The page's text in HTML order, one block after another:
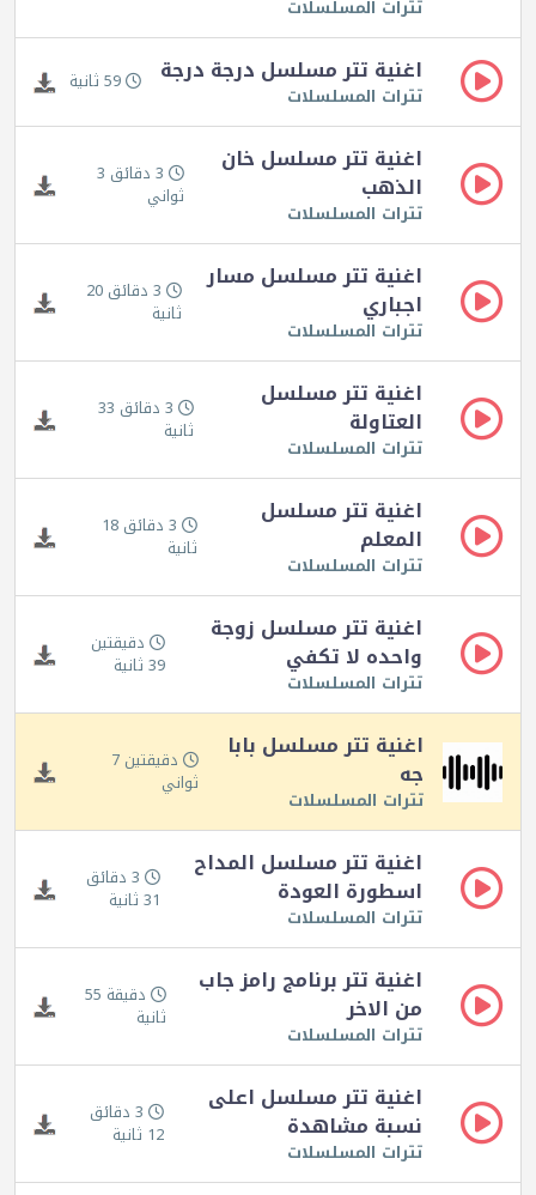
تترات المسلسلات
اغنية تتر مسلسل درجة درجة
تترات المسلسلات 59 ثانية
اغنية تتر مسلسل خان
الذهب
تترات المسلسلات
3 دقائق 3
ثواني
اغنية تتر مسلسل مسار
اجباري
تترات المسلسلات
3 دقائق 20
ثانية
اغنية تتر مسلسل
العتاولة
تترات المسلسلات
3 دقائق 33
ثانية
اغنية تتر مسلسل
المعلم
تترات المسلسلات
3 دقائق 18
ثانية
اغنية تتر مسلسل زوجة
واحده لا تكفي
تترات المسلسلات
دقيقتين
39 ثانية
اغنية تتر مسلسل بابا
جه
تترات المسلسلات
دقيقتين 7
ثواني
اغنية تتر مسلسل المداح
اسطورة العودة
تترات المسلسلات
3 دقائق
31 ثانية
اغنية تتر برنامج رامز جاب
من الاخر
تترات المسلسلات
دقيقة 55
ثانية
اغنية تتر مسلسل اعلى
نسبة مشاهدة
تترات المسلسلات
3 دقائق
12 ثانية